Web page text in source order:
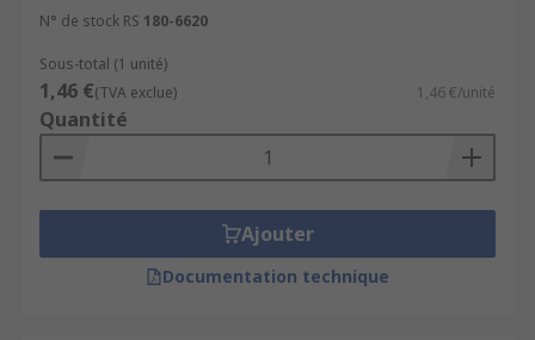
N° de stock RS 180-6620
Sous-total (1 unité)
1,46 €(TVA exclue) 1,46 €/unité
Quantité
Ajouter
Documentation technique